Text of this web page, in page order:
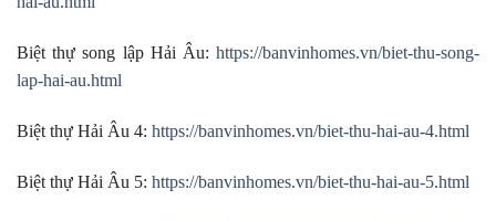
Biệt thự song lập Hải Âu: https://banvinhomes.vn/biet-thu-song-
lap-hai-au.html
Biệt thự Hải Âu 4: https://banvinhomes.vn/biet-thu-hai-au-4.html
Biệt thự Hải Âu 5: https://banvinhomes.vn/biet-thu-hai-au-5.html